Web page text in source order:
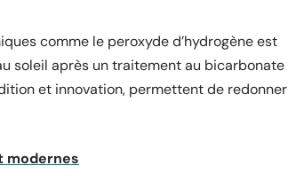
comme le peroxyde d’hydrogène est
soleil après un traitement au bicarbonate
et innovation, permettent de redonner
modernes